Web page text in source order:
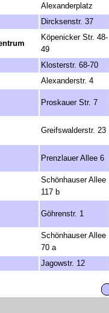
Alexanderplatz
Dircksenstr. 37
Köpenicker Str. 48-
49
Klosterstr. 68-70
Alexanderstr. 4
Proskauer Str. 7
Greifswalderstr. 23
Prenzlauer Allee 6
Schönhauser Allee
117 b
Göhrenstr. 1
Schönhauser Allee
70 a
Jagowstr. 12